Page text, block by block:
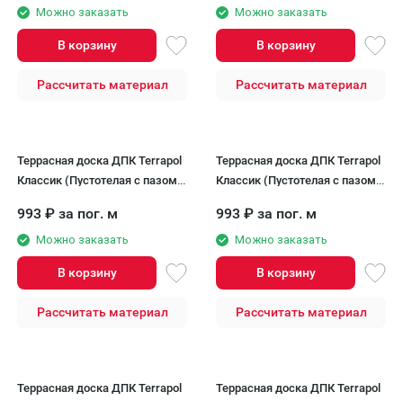
Можно заказать
В корзину
Рассчитать материал
Можно заказать
В корзину
Рассчитать материал
Террасная доска ДПК Terrapol
Классик (Пустотелая с пазом)
993 ₽ за пог. м
Можно заказать
В корзину
Рассчитать материал
Террасная доска ДПК Terrapol
Классик (Пустотелая с пазом)
993 ₽ за пог. м
Можно заказать
В корзину
Рассчитать материал
Террасная доска ДПК Terrapol
Террасная доска ДПК Terrapol